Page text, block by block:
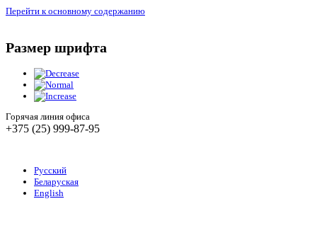
Перейти к основному содержанию
Размер шрифта
Горячая линия офиса
+375 (25) 999-87-95
Русский
Беларуская
English